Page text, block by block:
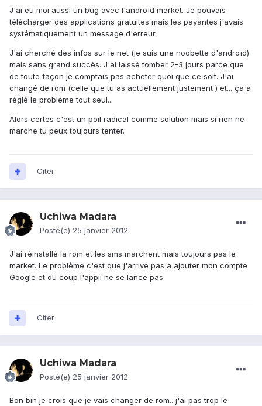
J'ai eu moi aussi un bug avec l'androïd market. Je pouvais
télécharger des applications gratuites mais les payantes j'avais
systématiquement un message d'erreur.
J'ai cherché des infos sur le net (je suis une noobette d'androïd)
mais sans grand succès. J'ai laissé tomber 2-3 jours parce que
de toute façon je comptais pas acheter quoi que ce soit. J'ai
changé de rom (celle que tu as actuellement justement ) et... ça a
réglé le problème tout seul...
Alors certes c'est un poil radical comme solution mais si rien ne
marche tu peux toujours tenter.
Citer
Uchiwa Madara
Posté(e) 25 janvier 2012
J'ai réinstallé la rom et les sms marchent mais toujours pas le
market. Le problème c'est que j'arrive pas a ajouter mon compte
Google et du coup l'appli ne se lance pas
Citer
Uchiwa Madara
Posté(e) 25 janvier 2012
Bon bin je crois que je vais changer de rom.. j'ai pas trop le